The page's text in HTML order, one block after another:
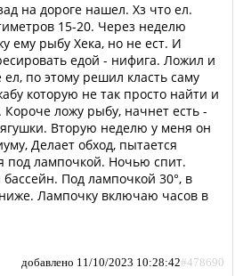
на дороге нашел. Хз что ел.
15-20. Через неделю
ему рыбу Хека, но не ест. И
едой - нифига. Ложил и
по этому решил класть саму
которую не так просто найти и
ложу рыбу, начнет есть -
Вторую неделю у меня он
Делает обход, пытается
под лампочкой. Ночью спит.
Под лампочкой 30°, в
Лампочку включаю часов в
добавлено 11/10/2023 10:28:42#478690